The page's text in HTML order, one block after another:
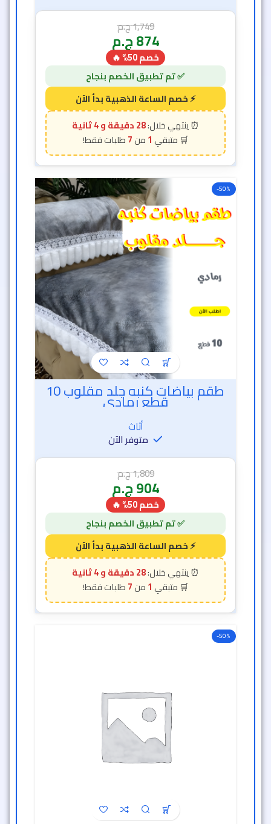
1,749ج.م
874ج.م
خصم 50% 🔥
28 دقيقة و 2 ثانية
1
7
-50%
طقم بياضات كنبه جلد مقلوب 10 قطع رمادي
أثاث
متوفر الآن
1,809ج.م
904ج.م
خصم 50% 🔥
28 دقيقة و 2 ثانية
1
7
-50%